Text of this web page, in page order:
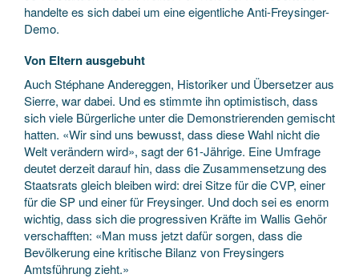
handelte es sich dabei um eine eigentliche Anti-Freysinger-
Demo.
Von Eltern ausgebuht
Auch Stéphane Andereggen, Historiker und Übersetzer aus
Sierre, war dabei. Und es stimmte ihn optimistisch, dass
sich viele Bürgerliche unter die Demonstrierenden gemischt
hatten. «Wir sind uns bewusst, dass diese Wahl nicht die
Welt verändern wird», sagt der 61-Jährige. Eine Umfrage
deutet derzeit darauf hin, dass die Zusammensetzung des
Staatsrats gleich bleiben wird: drei Sitze für die CVP, einer
für die SP und einer für Freysinger. Und doch sei es enorm
wichtig, dass sich die progressiven Kräfte im Wallis Gehör
verschafften: «Man muss jetzt dafür sorgen, dass die
Bevölkerung eine kritische Bilanz von Freysingers
Amtsführung zieht.»